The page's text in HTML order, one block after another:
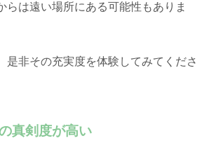
らは遠い場所にある可能性もありま
是非その充実度を体験してみてくださ
真剣度が高い